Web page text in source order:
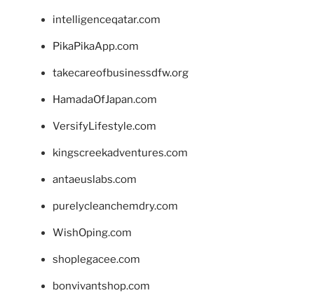
intelligenceqatar.com
PikaPikaApp.com
takecareofbusinessdfw.org
HamadaOfJapan.com
VersifyLifestyle.com
kingscreekadventures.com
antaeuslabs.com
purelycleanchemdry.com
WishOping.com
shoplegacee.com
bonvivantshop.com